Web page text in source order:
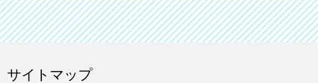
サイトマップ